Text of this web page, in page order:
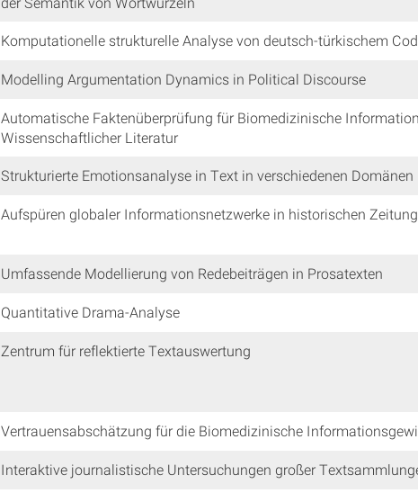
Komputationelle strukturelle Analyse von deutsch-türkischem
Modelling Argumentation Dynamics in Political Discourse
Automatische Faktenüberprüfung für Biomedizinische
Wissenschaftlicher Literatur
Strukturierte Emotionsanalyse in Text in verschiedenen Domänen
Aufspüren globaler Informationsnetzwerke in historischen
Umfassende Modellierung von Redebeiträgen in Prosatexten
Quantitative Drama-Analyse
Zentrum für reflektierte Textauswertung
Vertrauensabschätzung für die Biomedizinische
Interaktive journalistische Untersuchungen großer